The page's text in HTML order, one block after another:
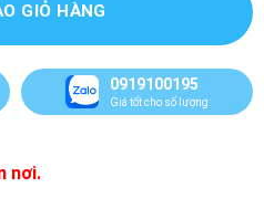
GIỎ HÀNG
0919100195
Giá tốt cho số lượng
nơi.